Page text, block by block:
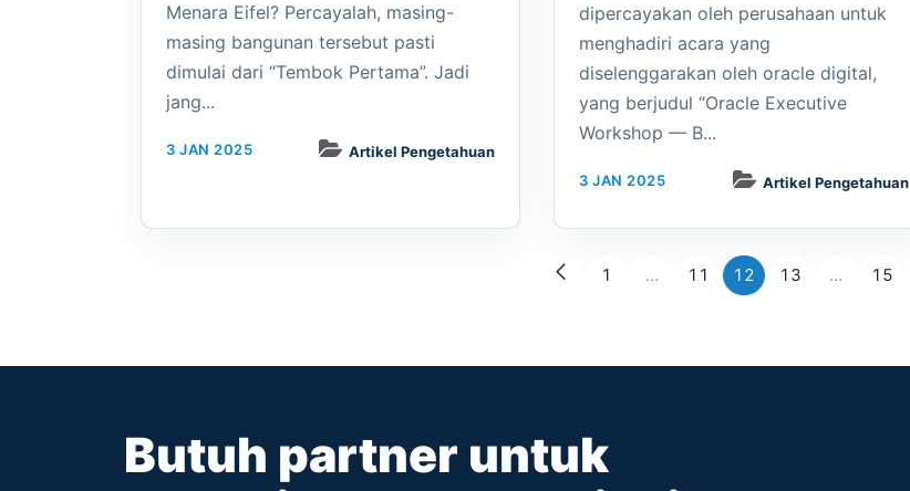
Menara Eifel? Percayalah, masing-
masing bangunan tersebut pasti
dimulai dari “Tembok Pertama”. Jadi
jang...
3 JAN 2025 Artikel Pengetahuan
dipercayakan oleh perusahaan untuk
menghadiri acara yang
diselenggarakan oleh oracle digital,
yang berjudul “Oracle Executive
Workshop — B...
3 JAN 2025 Artikel Pengetahuan
1 … 11 12 13 … 15
Butuh partner untuk